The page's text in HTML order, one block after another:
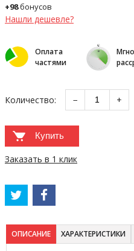
+98бонусов
Нашли дешевле?
Оплата
частями
Количество: − +
Купить
Заказать в 1 клик
ОПИСАНИЕ ХАРАКТЕРИСТИКИ